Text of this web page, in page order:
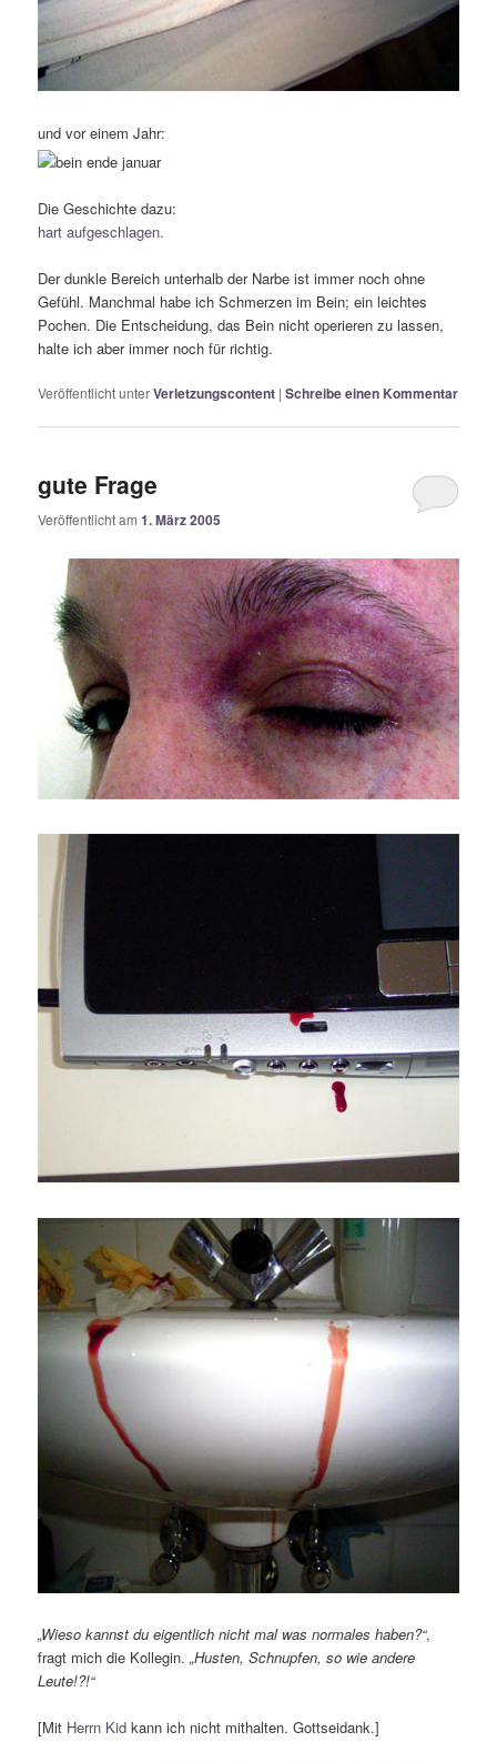
und vor einem Jahr:
Die Geschichte dazu:
hart aufgeschlagen.
Der dunkle Bereich unterhalb der Narbe ist immer noch ohne
Gefühl. Manchmal habe ich Schmerzen im Bein; ein leichtes
Pochen. Die Entscheidung, das Bein nicht operieren zu lassen,
halte ich aber immer noch für richtig.
Veröffentlicht unterVerletzungscontent |Schreibe einen Kommentar
gute Frage
Veröffentlicht am1. März 2005
„Wieso kannst du eigentlich nicht mal was normales haben?“,
fragt mich die Kollegin.„Husten, Schnupfen, so wie andere
Leute!?!“
[Mit Herrn Kidkann ich nicht mithalten. Gottseidank.]